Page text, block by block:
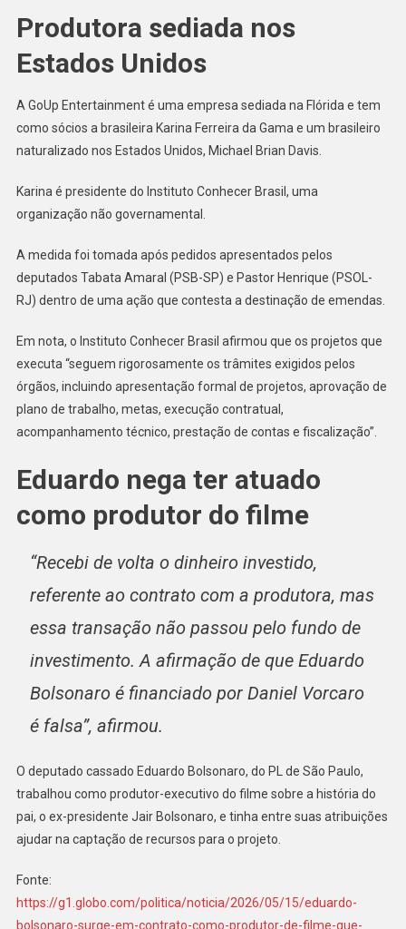
Produtora sediada nos
Estados Unidos
A GoUp Entertainment é uma empresa sediada na Flórida e tem
como sócios a brasileira Karina Ferreira da Gama e um brasileiro
naturalizado nos Estados Unidos, Michael Brian Davis.
Karina é presidente do Instituto Conhecer Brasil, uma
organização não governamental.
A medida foi tomada após pedidos apresentados pelos
deputados Tabata Amaral (PSB-SP) e Pastor Henrique (PSOL-
RJ) dentro de uma ação que contesta a destinação de emendas.
Em nota, o Instituto Conhecer Brasil afirmou que os projetos que
executa “seguem rigorosamente os trâmites exigidos pelos
órgãos, incluindo apresentação formal de projetos, aprovação de
plano de trabalho, metas, execução contratual,
acompanhamento técnico, prestação de contas e fiscalização”.
Eduardo nega ter atuado
como produtor do filme
“Recebi de volta o dinheiro investido,
referente ao contrato com a produtora, mas
essa transação não passou pelo fundo de
investimento. A afirmação de que Eduardo
Bolsonaro é financiado por Daniel Vorcaro
é falsa”, afirmou.
O deputado cassado Eduardo Bolsonaro, do PL de São Paulo,
trabalhou como produtor-executivo do filme sobre a história do
pai, o ex-presidente Jair Bolsonaro, e tinha entre suas atribuições
ajudar na captação de recursos para o projeto.
Fonte:
https://g1.globo.com/politica/noticia/2026/05/15/eduardo-
bolsonaro-surge-em-contrato-como-produtor-de-filme-que-